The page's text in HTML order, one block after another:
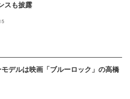
スも披露
デルは映画「ブルーロック」の高橋